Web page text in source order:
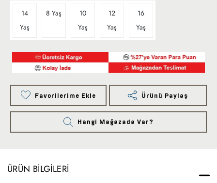
14
Yaş
8 Yaş
10
Yaş
12
Yaş
16
Yaş
Favorilerime Ekle Ürünü Paylaş
Hangi Mağazada Var?
ÜRÜN BILGILERI